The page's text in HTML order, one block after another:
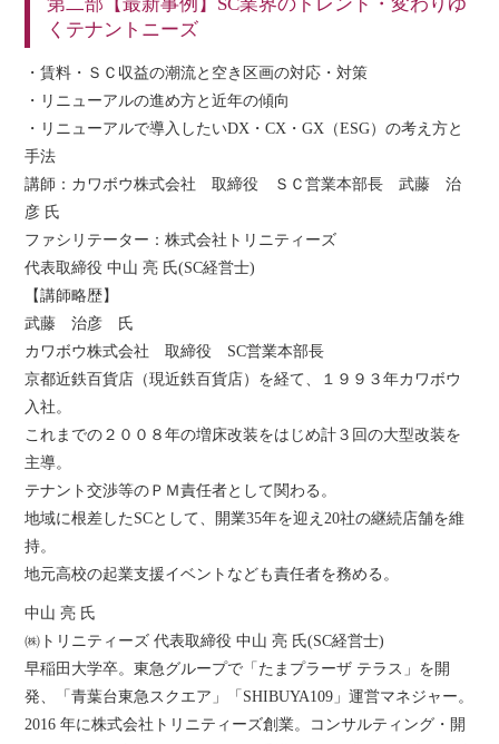
第二部【最新事例】SC業界のトレンド・変わりゆ
くテナントニーズ
・賃料・ＳＣ収益の潮流と空き区画の対応・対策
・リニューアルの進め方と近年の傾向
・リニューアルで導入したいDX・CX・GX（ESG）の考え方と
手法
講師：カワボウ株式会社 取締役 ＳＣ営業本部長 武藤 治
彦 氏
ファシリテーター：株式会社トリニティーズ
代表取締役 中山 亮 氏(SC経営士)
【講師略歴】
武藤 治彦 氏
カワボウ株式会社 取締役 SC営業本部長
京都近鉄百貨店（現近鉄百貨店）を経て、１９９３年カワボウ
入社。
これまでの２００８年の増床改装をはじめ計３回の大型改装を
主導。
テナント交渉等のＰＭ責任者として関わる。
地域に根差したSCとして、開業35年を迎え20社の継続店舗を維
持。
地元高校の起業支援イベントなども責任者を務める。
中山 亮 氏
㈱トリニティーズ 代表取締役 中山 亮 氏(SC経営士)
早稲田大学卒。東急グループで「たまプラーザ テラス」を開
発、「青葉台東急スクエア」「SHIBUYA109」運営マネジャー。
2016 年に株式会社トリニティーズ創業。コンサルティング・開